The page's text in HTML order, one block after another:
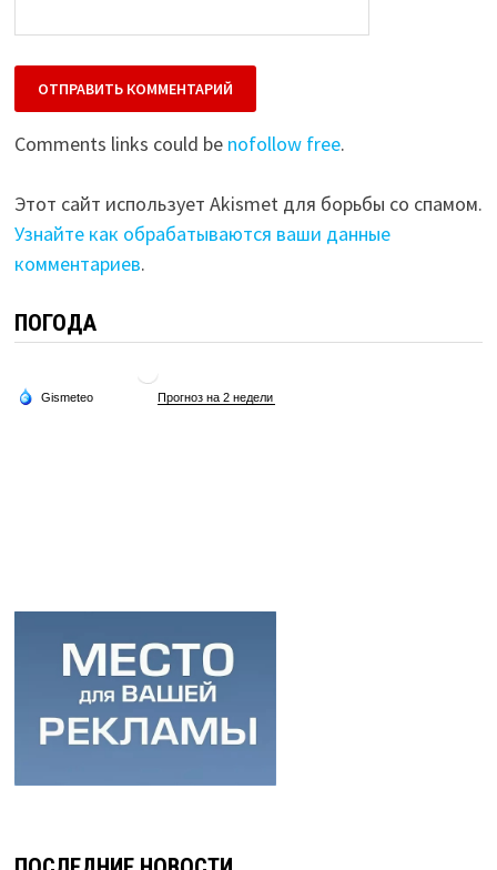
Comments links could be nofollow free.
Этот сайт использует Akismet для борьбы со спамом.
Узнайте как обрабатываются ваши данные
комментариев.
ПОГОДА